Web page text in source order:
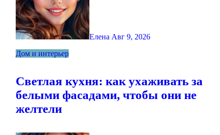
Елена Авг 9, 2026
Дом и интерьер
Светлая кухня: как ухаживать за
белыми фасадами, чтобы они не
желтели